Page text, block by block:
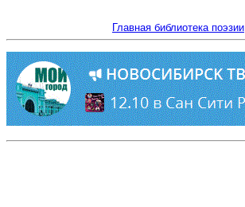
Главная библиотека поэзии